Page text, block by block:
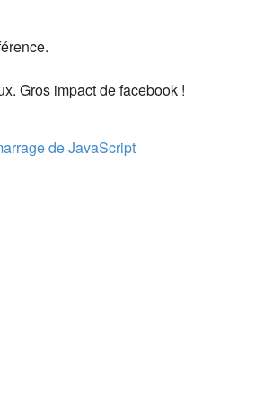
Gros impact de facebook !
de JavaScript